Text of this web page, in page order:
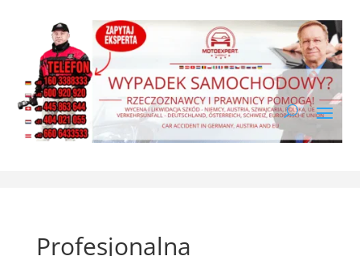
Profesjonalna